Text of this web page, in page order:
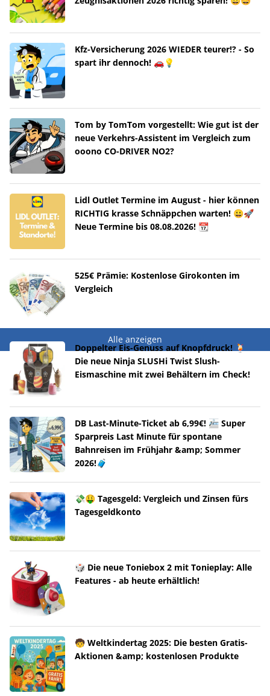
Kfz-Versicherung 2026 WIEDER teurer!? - So
spart ihr dennoch! 🚗💡
Tom by TomTom vorgestellt: Wie gut ist der
neue Verkehrs-Assistent im Vergleich zum
ooono CO-DRIVER NO2?
Lidl Outlet Termine im August - hier können
RICHTIG krasse Schnäppchen warten! 😀🚀
Neue Termine bis 08.08.2026! 📆
525€ Prämie: Kostenlose Girokonten im
Vergleich
Alle anzeigen
Doppelter Eis-Genuss auf Knopfdruck! 🍹
Die neue Ninja SLUSHi Twist Slush-
Eismaschine mit zwei Behältern im Check!
DB Last-Minute-Ticket ab 6,99€! 🚈 Super
Sparpreis Last Minute für spontane
Bahnreisen im Frühjahr &amp; Sommer
2026!🧳
💸🤑 Tagesgeld: Vergleich und Zinsen fürs
Tagesgeldkonto
🎲 Die neue Toniebox 2 mit Tonieplay: Alle
Features - ab heute erhältlich!
🧒 Weltkindertag 2025: Die besten Gratis-
Aktionen &amp; kostenlosen Produkte